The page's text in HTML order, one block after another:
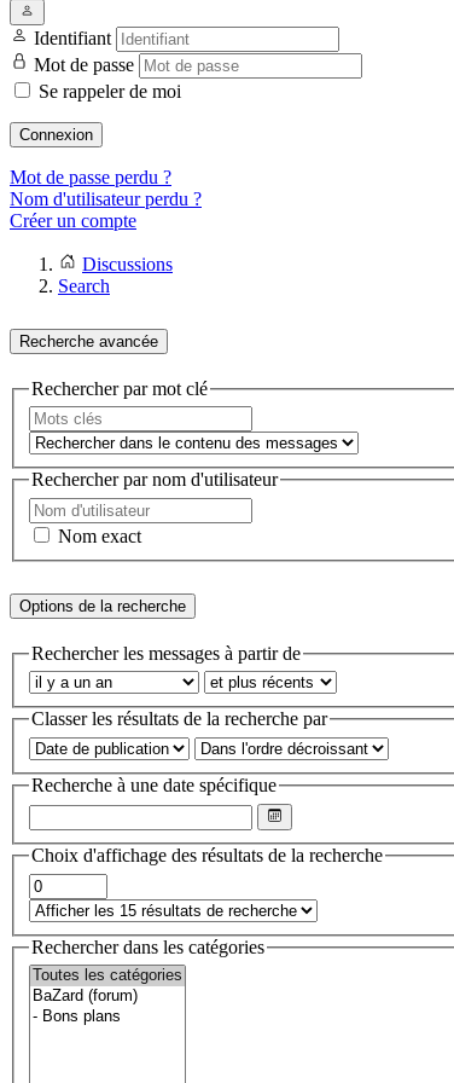
Identifiant
Mot de passe
Se rappeler de moi
Connexion
Mot de passe perdu ?
Nom d'utilisateur perdu ?
Créer un compte
Discussions
Search
Recherche avancée
Rechercher par mot clé
Rechercher par nom d'utilisateur
Nom exact
Options de la recherche
Rechercher les messages à partir de
Classer les résultats de la recherche par
Recherche à une date spécifique
Choix d'affichage des résultats de la recherche
Rechercher dans les catégories